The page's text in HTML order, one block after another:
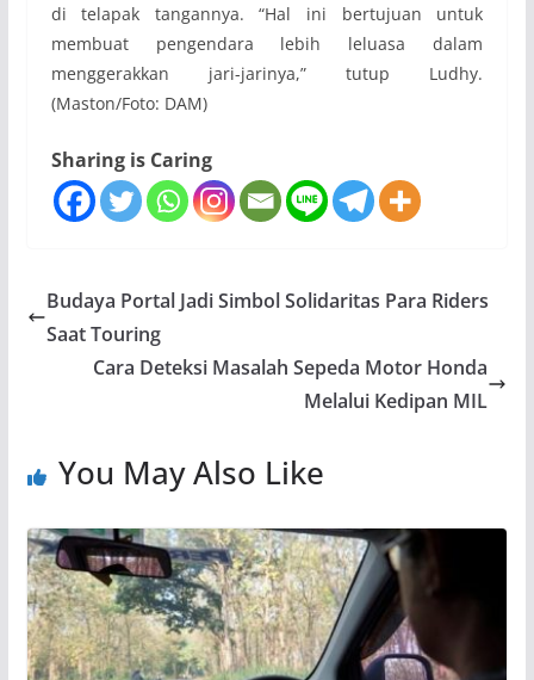
di telapak tangannya. “Hal ini bertujuan untuk
membuat pengendara lebih leluasa dalam
menggerakkan jari-jarinya,” tutup Ludhy.
(Maston/Foto: DAM)
Sharing is Caring
Budaya Portal Jadi Simbol Solidaritas Para Riders
Saat Touring
Cara Deteksi Masalah Sepeda Motor Honda
Melalui Kedipan MIL
You May Also Like